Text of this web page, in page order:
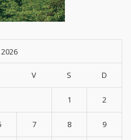
V S D
1 2
7 8 9